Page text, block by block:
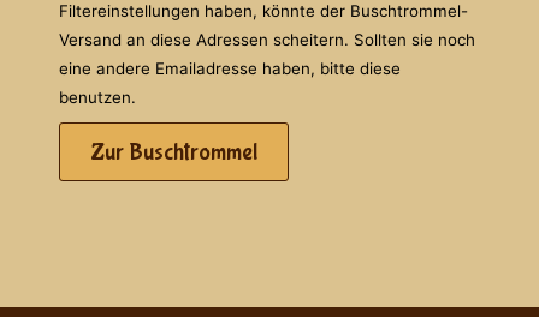
Filtereinstellungen haben, könnte der Buschtrommel-
Versand an diese Adressen scheitern. Sollten sie noch
eine andere Emailadresse haben, bitte diese
benutzen.
Zur Buschtrommel